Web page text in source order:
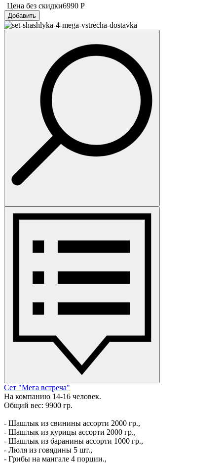
Цена без скидки6990 Р
Добавить
Сет "Мега встреча"
На компанию 14-16 человек.
Общий вес: 9900 гр.
- Шашлык из свинины ассорти 2000 гр.,
- Шашлык из курицы ассорти 2000 гр.,
- Шашлык из баранины ассорти 1000 гр.,
- Люля из говядины 5 шт.,
- Грибы на мангале 4 порции.,